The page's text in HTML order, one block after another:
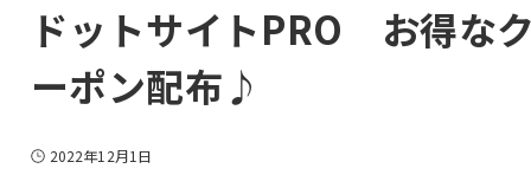
ドットサイトPRO お得な
ーポン配布♪
2022年12月1日